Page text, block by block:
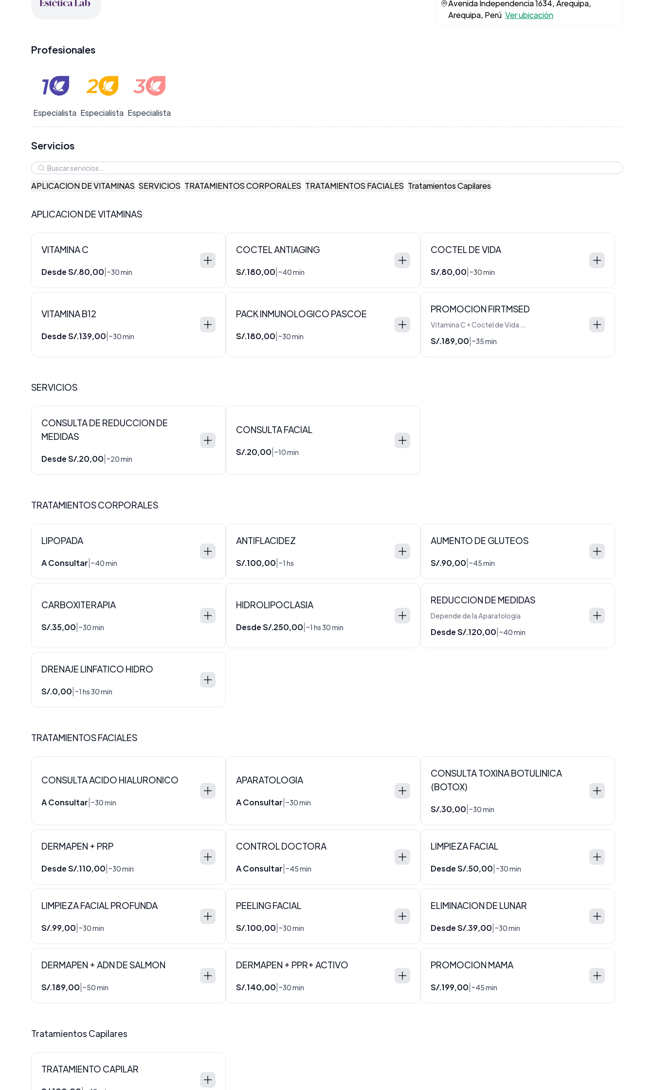
Avenida Independencia 1634, Arequipa,
Arequipa, Perú Ver ubicación
Profesionales
Especialista Especialista Especialista
Servicios
APLICACION DE VITAMINAS SERVICIOS TRATAMIENTOS CORPORALES TRATAMIENTOS FACIALES Tratamientos Capilares
APLICACION DE VITAMINAS
VITAMINA C
Desde S/.80,00 ~30 min
COCTEL ANTIAGING
S/.180,00 ~40 min
COCTEL DE VIDA
S/.80,00 ~30 min
VITAMINA B12
Desde S/.139,00 ~30 min
PACK INMUNOLOGICO PASCOE
S/.180,00 ~30 min
PROMOCION FIRTMSED
S/.189,00 ~35 min
SERVICIOS
CONSULTA DE REDUCCION DE
MEDIDAS
Desde S/.20,00 ~20 min
CONSULTA FACIAL
S/.20,00 ~10 min
TRATAMIENTOS CORPORALES
LIPOPADA
A Consultar ~40 min
ANTIFLACIDEZ
S/.100,00 ~1 hs
AUMENTO DE GLUTEOS
S/.90,00 ~45 min
CARBOXITERAPIA
S/.35,00 ~30 min
HIDROLIPOCLASIA
Desde S/.250,00 ~1 hs 30 min
REDUCCION DE MEDIDAS
Depende de la Aparatologia
Desde S/.120,00 ~40 min
DRENAJE LINFATICO HIDRO
S/.0,00 ~1 hs 30 min
TRATAMIENTOS FACIALES
CONSULTA ACIDO HIALURONICO
A Consultar ~30 min
APARATOLOGIA
A Consultar ~30 min
CONSULTA TOXINA BOTULINICA
(BOTOX)
S/.30,00 ~30 min
DERMAPEN + PRP
Desde S/.110,00 ~30 min
CONTROL DOCTORA
A Consultar ~45 min
LIMPIEZA FACIAL
Desde S/.50,00 ~30 min
LIMPIEZA FACIAL PROFUNDA
S/.99,00 ~30 min
PEELING FACIAL
S/.100,00 ~30 min
ELIMINACION DE LUNAR
Desde S/.39,00 ~30 min
DERMAPEN + ADN DE SALMON
S/.189,00 ~50 min
DERMAPEN + PPR+ ACTIVO
S/.140,00 ~30 min
PROMOCION MAMA
S/.199,00 ~45 min
Tratamientos Capilares
TRATAMIENTO CAPILAR